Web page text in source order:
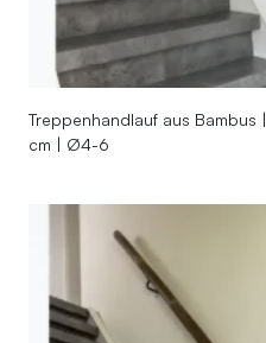
Treppenhandlauf aus
cm | Ø4-6